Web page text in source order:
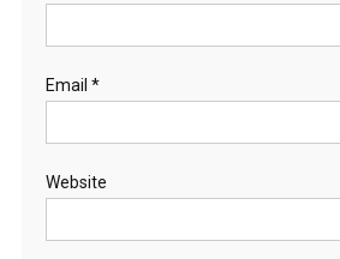
Email *
Website